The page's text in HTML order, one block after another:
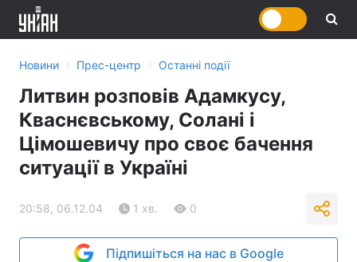
Новини › Прес-центр › Останні події
Литвин розповів Адамкусу,
Кваснєвському, Солані і
Цімошевичу про своє бачення
ситуації в Україні
20:58, 06.12.04 1 хв. 0
Підпишіться на нас в Google